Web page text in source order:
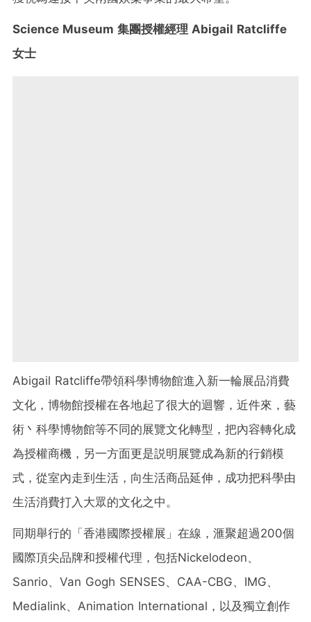
Science Museum 集團授權經理 Abigail Ratcliffe
女士
Abigail Ratcliffe帶領科學博物館進入新一輪展品消費
文化，博物館授權在各地起了很大的迴響，近件來，藝
術丶科學博物館等不同的展覽文化轉型，把內容轉化成
為授權商機，另一方面更是説明展覽成為新的行銷模
式，從室內走到生活，向生活商品延伸，成功把科學由
生活消費打入大眾的文化之中。
同期舉行的「香港國際授權展」在線，滙聚超過200個
國際頂尖品牌和授權代理，包括Nickelodeon、
Sanrio、Van Gogh SENSES、CAA-CBG、IMG、
Medialink、Animation International，以及獨立創作